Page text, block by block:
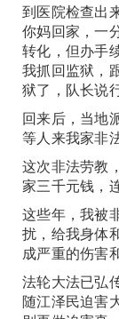
到医院检查出
你妈回家，一
转化，但办手
我抓回监狱，
狱了，队长说
回来后，当地
等人来我家非
这次非法劳教
家三千元钱，
这些年，我被
扰，给我身体
成严重的伤害
法轮大法已弘
随江泽民迫害